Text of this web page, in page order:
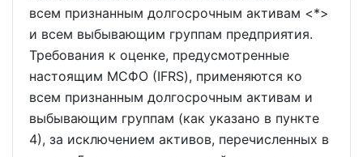
всем признанным долгосрочным активам <*>
и всем выбывающим группам предприятия.
Требования к оценке, предусмотренные
настоящим МСФО (IFRS), применяются ко
всем признанным долгосрочным активам и
выбывающим группам (как указано в пункте
4), за исключением активов, перечисленных в